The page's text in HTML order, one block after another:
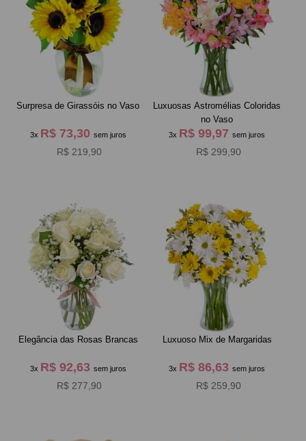
Surpresa de Girassóis no Vaso
3x R$ 73,30 sem juros
R$ 219,90
Luxuosas Astromélias Coloridas
no Vaso
3x R$ 99,97sem juros
R$ 299,90
Elegância das Rosas Brancas
3x R$ 92,63 sem juros
R$ 277,90
Luxuoso Mix de Margaridas
3x R$ 86,63sem juros
R$ 259,90